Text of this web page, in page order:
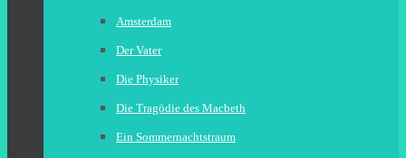
Amsterdam
Der Vater
Die Physiker
Die Tragödie des Macbeth
Ein Sommernachtstraum